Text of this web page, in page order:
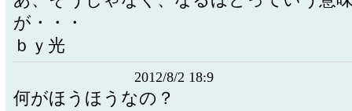
が・・・
ｂｙ光
2012/8/2 18:9
何がほうほうなの？